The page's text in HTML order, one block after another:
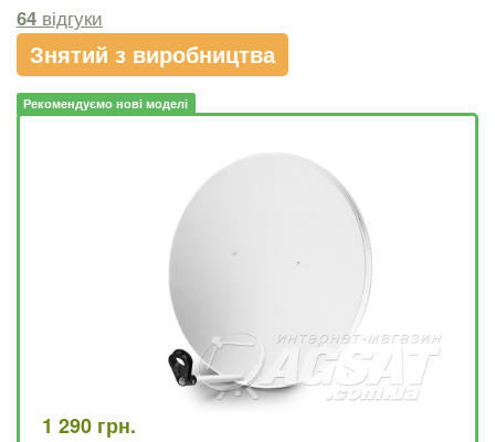
64 відгуки
Знятий з виробництва
Рекомендуємо нові моделі
1 290 грн.